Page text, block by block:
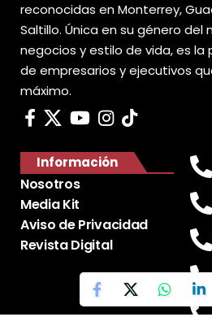
reconocidas en Monterrey,
Saltillo. Única en su género del
negocios y estilo de vida, es
de empresarios y ejecutivos
máximo.
Información
Nosotros
Media Kit
Aviso de Privacidad
Revista Digital